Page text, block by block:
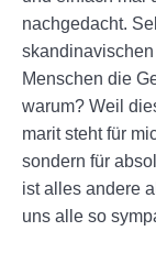
nachgedacht.
Menschen die
warum? Weil
marit steht für
sondern für
ist alles andere
uns alle so